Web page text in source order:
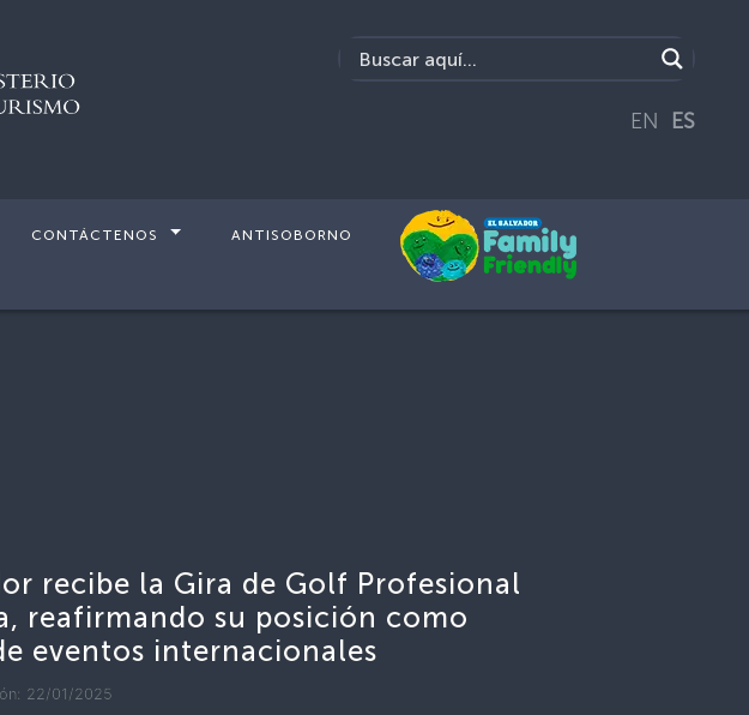
EN ES
CONTÁCTENOS ANTISOBORNO
recibe la Gira de Golf Profesional
reafirmando su posición como
eventos internacionales
22/01/2025